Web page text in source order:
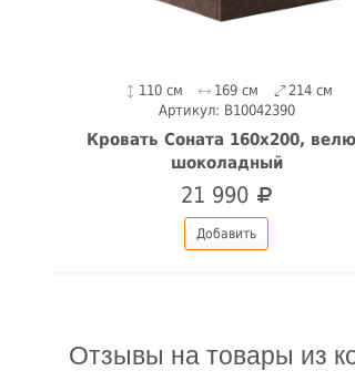
110 см 169 см
214 см
Артикул: B10042390
Кровать Соната 160х200,
шоколадный
21 990
Добавить
Отзывы на товары из